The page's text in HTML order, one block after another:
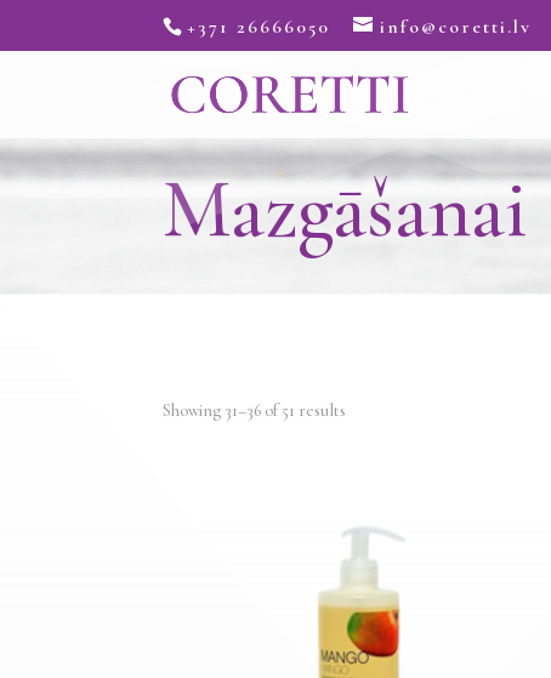
+371 26666050 info@coretti.lv
Mazgāšanai
Showing 31–36 of 51 results